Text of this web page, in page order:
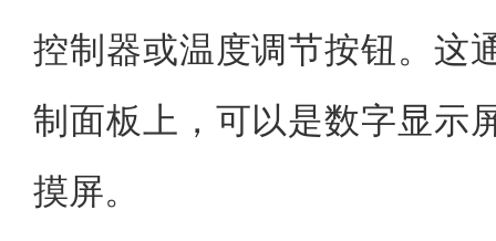
控制器或温度调节按钮。这
制面板上，可以是数字显示
摸屏。